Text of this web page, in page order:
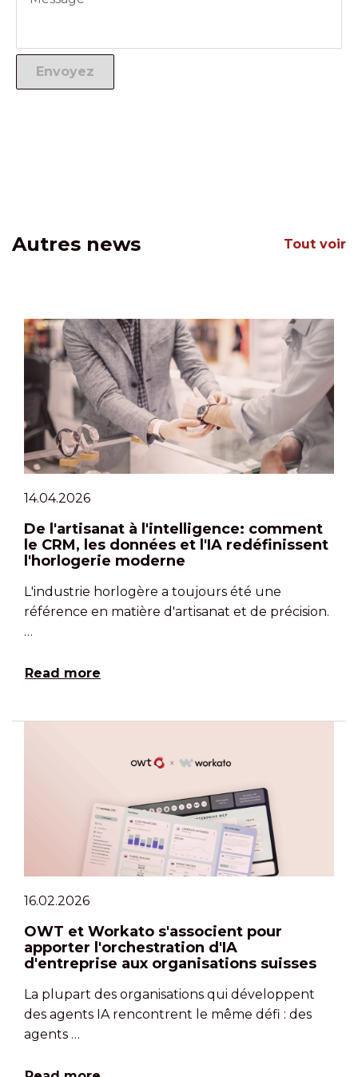
Autres news Tout voir
14.04.2026
De l'artisanat à l'intelligence: comment
le CRM, les données et l'IA redéfinissent
l'horlogerie moderne
L'industrie horlogère a toujours été une
référence en matière d'artisanat et de précision.
…
Read more
16.02.2026
OWT et Workato s'associent pour
apporter l'orchestration d'IA
d'entreprise aux organisations suisses
La plupart des organisations qui développent
des agents IA rencontrent le même défi : des
agents …